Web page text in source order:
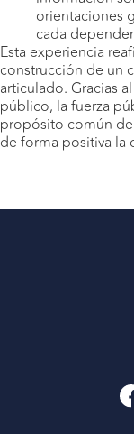
orientaciones
cada
Esta experiencia
construcción de un
articulado. Gracias
público, la fuerza
propósito común
de forma positiva la